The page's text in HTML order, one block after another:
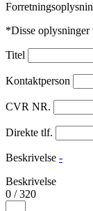
*Disse
Titel
Kontaktperson
CVR NR.
Direkte tlf.
Beskrivelse -
Beskrivelse
0 /320